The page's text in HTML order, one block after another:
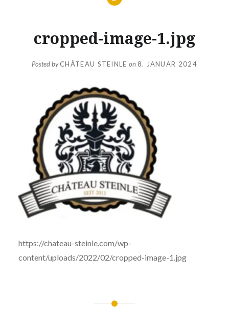
cropped-image-1.jpg
Posted byCHÂTEAU STEINLE on 8. JANUAR 2024
https://chateau-steinle.com/wp-
content/uploads/2022/02/cropped-image-1.jpg
Beitragsnavigation